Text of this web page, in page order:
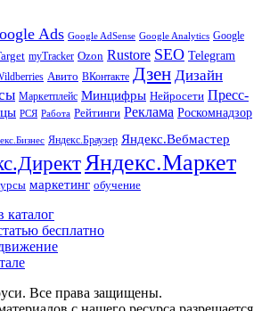
Ads Google AdSense Google Analytics Google
myTracker Ozon Rustore SEO Telegram
Авито ВКонтакте Дзен Дизайн
Маркетплейс Минцифры Нейросети Пресс-
РСЯ Работа Рейтинги Реклама Роскомнадзор
Яндекс.Браузер Яндекс.Вебмастер
Яндекс.Маркет
маркетинг обучение
каталог
бесплатно
Все права защищены.